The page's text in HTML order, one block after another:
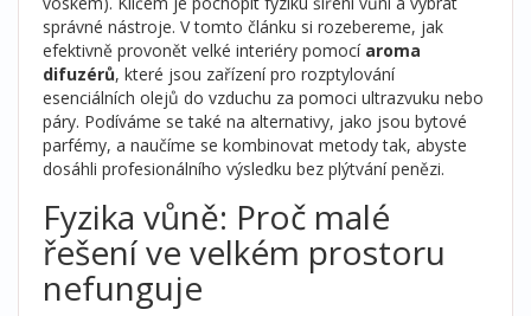
správné nástroje. V tomto článku si rozebereme, jak
efektivně provonět velké interiéry pomocí aroma
difuzérů, které jsou zařízení pro rozptylování
esenciálních olejů do vzduchu za pomoci ultrazvuku nebo
páry. Podíváme se také na alternativy, jako jsou bytové
parfémy, a naučíme se kombinovat metody tak, abyste
dosáhli profesionálního výsledku bez plýtvání penězi.
Fyzika vůně: Proč malé
řešení ve velkém prostoru
nefunguje